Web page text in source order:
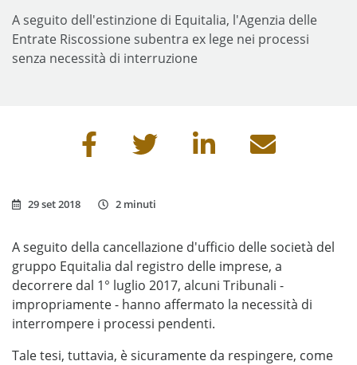
A seguito dell'estinzione di Equitalia, l'Agenzia delle
Entrate Riscossione subentra ex lege nei processi
senza necessità di interruzione
Condividi questa pagina
29 set 2018 2 minuti
A seguito della cancellazione d'ufficio delle società del
gruppo Equitalia dal registro delle imprese, a
decorrere dal 1° luglio 2017, alcuni Tribunali -
impropriamente - hanno affermato la necessità di
interrompere i processi pendenti.
Tale tesi, tuttavia, è sicuramente da respingere, come